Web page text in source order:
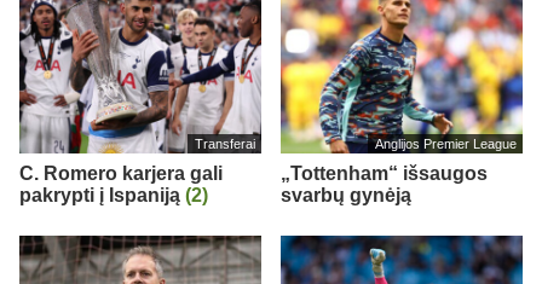
Transferai
C. Romero karjera gali
pakrypti į Ispaniją (2)
Anglijos Premier League
„Tottenham“ išsaugos
svarbų gynėją